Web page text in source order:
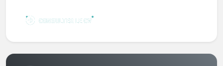
CONSULTER LE CV